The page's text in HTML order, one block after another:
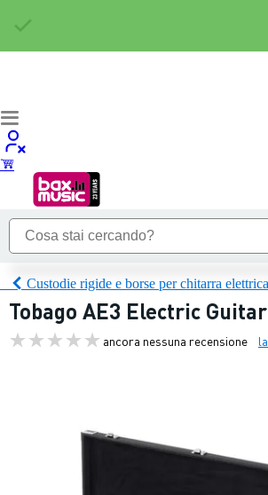
Custodie rigide e borse per chitarra elettrica
Tobago AE3 Electric
ancora nessuna recensione